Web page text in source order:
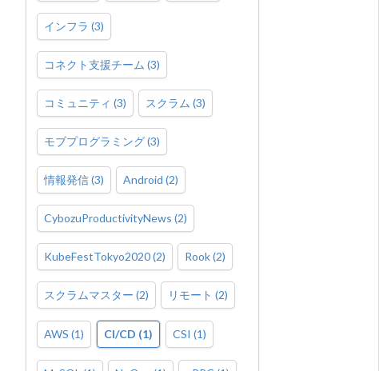
インフラ (3)
コネクト支援チーム (3)
コミュニティ (3) スクラム (3)
モブプログラミング(3)
情報発信(3) Android (2)
CybozuProductivityNews (2)
KubeFestTokyo2020(2) Rook(2)
スクラムマスター (2) リモート (2)
AWS (1) CI/CD (1) CSI (1)